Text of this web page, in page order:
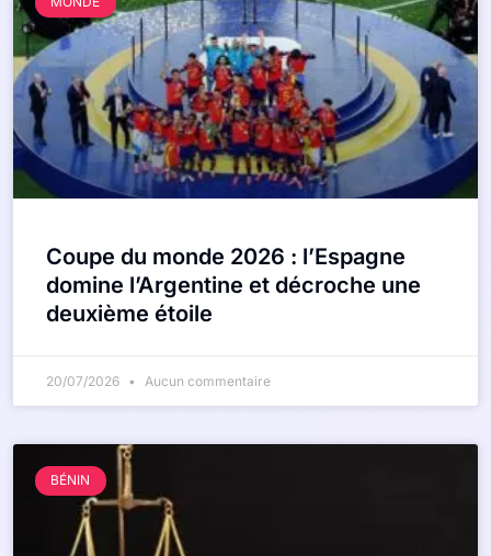
Coupe du monde 2026 : l’Espagne
domine l’Argentine et décroche une
deuxième étoile
20/07/2026 Aucun commentaire
BÉNIN